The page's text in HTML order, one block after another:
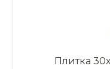
Плитка